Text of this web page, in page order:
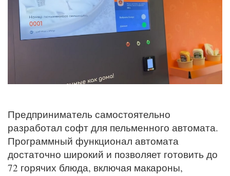
Предприниматель самостоятельно
разработал софт для пельменного автомата.
Программный функционал автомата
достаточно широкий и позволяет готовить до
72 горячих блюда, включая макароны,